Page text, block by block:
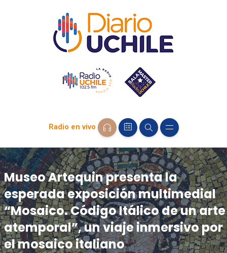
Radio en vivo
Museo Artequin presenta la
esperada exposición multimedial
“Mosaico. Código Itálico de un arte
atemporal”, un viaje inmersivo por
el mosaico italiano